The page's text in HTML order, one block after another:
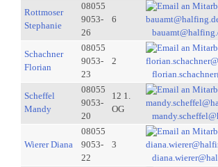
Rottmoser
Stephanie
08055
9053-
26
6
Schachner
Florian
08055
9053-
23
2
Scheffel
Mandy
08055
9053-
20
12 1.
OG
Wierer Diana
08055
9053-
22
3